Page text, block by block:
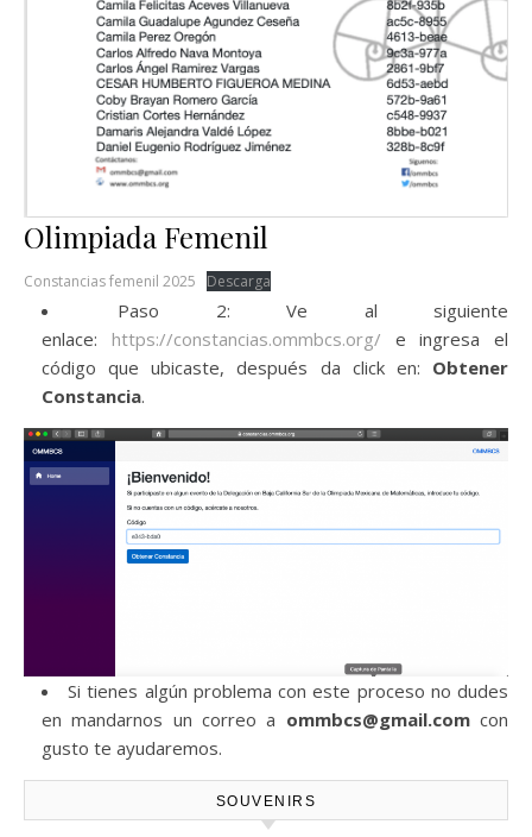
Olimpiada Femenil
Constancias femenil 2025 Descarga
Paso 2: Ve al siguiente
enlace: https://constancias.ommbcs.org/ e ingresa el
código que ubicaste, después da click en: Obtener
Constancia.
Si tienes algún problema con este proceso no dudes
en mandarnos un correo a ommbcs@gmail.comcon
gusto te ayudaremos.
SOUVENIRS